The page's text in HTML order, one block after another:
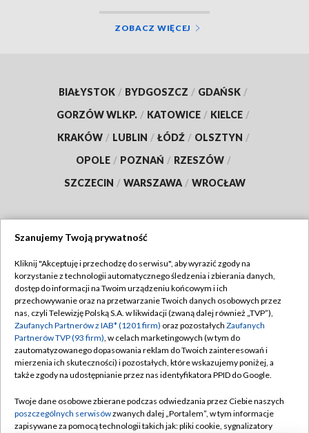
ZOBACZ WIĘCEJ
BIAŁYSTOK / BYDGOSZCZ / GDAŃSK /
GORZÓW WLKP. / KATOWICE / KIELCE /
KRAKÓW / LUBLIN / ŁÓDŹ / OLSZTYN /
OPOLE / POZNAŃ / RZESZÓW /
SZCZECIN / WARSZAWA / WROCŁAW
TVP
Abonament TVP
Emisja w TVP
Centrum informacji TVP
Naziemna Telewizja Cyfrowa
Rada Programowa
Regulamin TVP
Polityka prywatności
Moje zgody
Pomoc
Kontakt
Szanujemy Twoją prywatność
Kliknij "Akceptuję i przechodzę do serwisu", aby wyrazić zgody na
korzystanie z technologii automatycznego śledzenia i zbierania danych,
dostęp do informacji na Twoim urządzeniu końcowym i ich
przechowywanie oraz na przetwarzanie Twoich danych osobowych przez
nas, czyli Telewizję Polską S.A. w likwidacji (zwaną dalej również „TVP”),
Zaufanych Partnerów z IAB* (1201 firm) oraz pozostałych Zaufanych
Partnerów TVP (93 firm), w celach marketingowych (w tym do
zautomatyzowanego dopasowania reklam do Twoich zainteresowań i
mierzenia ich skuteczności) i pozostałych, które wskazujemy poniżej, a
także zgody na udostępnianie przez nas identyfikatora PPID do Google.
Twoje dane osobowe zbierane podczas odwiedzania przez Ciebie naszych
poszczególnych serwisówzwanych dalej „Portalem”, w tym informacje
zapisywane za pomocą technologii takich jak: pliki cookie, sygnalizatory